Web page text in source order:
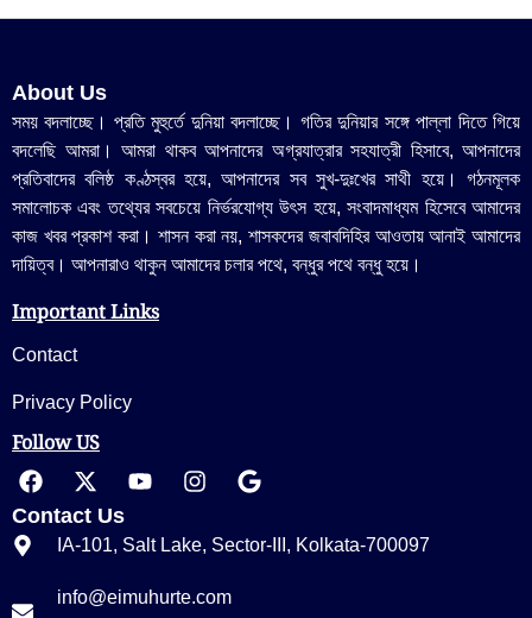
About Us
সময় বদলাচ্ছে। প্রতি মুহুর্তে দুনিয়া বদলাচ্ছে। গতির দুনিয়ার সঙ্গে পাল্লা দিতে গিয়ে
বদলেছি আমরা। আমরা থাকব আপনাদের অগ্রযাত্রার সহযাত্রী হিসাবে, আপনাদের
প্রতিবাদের বলিষ্ঠ কণ্ঠস্বর হয়ে, আপনাদের সব সুখ-দুঃখের সাথী হয়ে। গঠনমূলক
সমালোচক এবং তথ্যের সবচেয়ে নির্ভরযোগ্য উ‍ৎস হয়ে, সংবাদমাধ্যম হিসেবে আমাদের
কাজ খবর প্রকাশ করা। শাসন করা নয়, শাসকদের জবাবদিহির আওতায় আনাই আমাদের
দায়িত্ব। আপনারাও থাকুন আমাদের চলার পথে, বন্ধুর পথে বন্ধু হয়ে।
Important Links
Contact
Privacy Policy
Follow US
Contact Us
IA-101, Salt Lake, Sector-III, Kolkata-700097
info@eimuhurte.com